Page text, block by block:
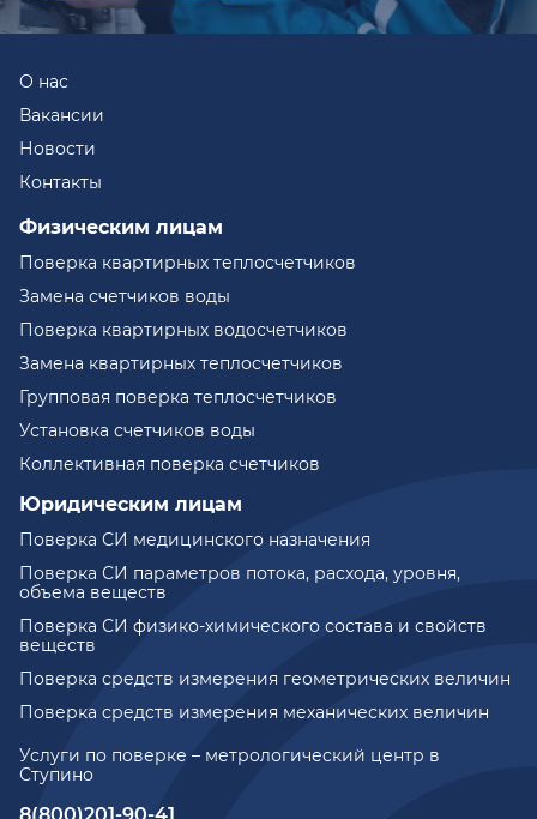
Услуги по поверке – метрологический центр в
Ступино
О нас
Вакансии
Новости
Контакты
Физическим лицам
Поверка квартирных теплосчетчиков
Замена счетчиков воды
Поверка квартирных водосчетчиков
Замена квартирных теплосчетчиков
Групповая поверка теплосчетчиков
Установка счетчиков воды
Коллективная поверка счетчиков
Юридическим лицам
Поверка СИ медицинского назначения
Поверка СИ параметров потока, расхода, уровня,
объема веществ
Поверка СИ физико-химического состава и свойств
веществ
Поверка средств измерения геометрических величин
Поверка средств измерения механических величин